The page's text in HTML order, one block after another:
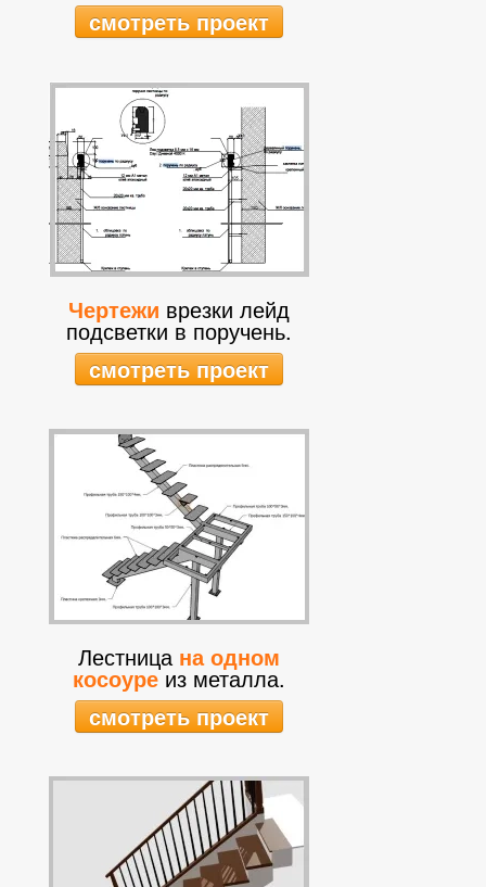
смотреть проект
Чертежи врезки лейд
подсветки в поручень.
смотреть проект
Лестница на одном
косоуреиз металла.
смотреть проект